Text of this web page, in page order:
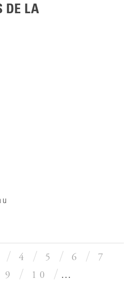
DE LA
4 5 6
7
9 10 …